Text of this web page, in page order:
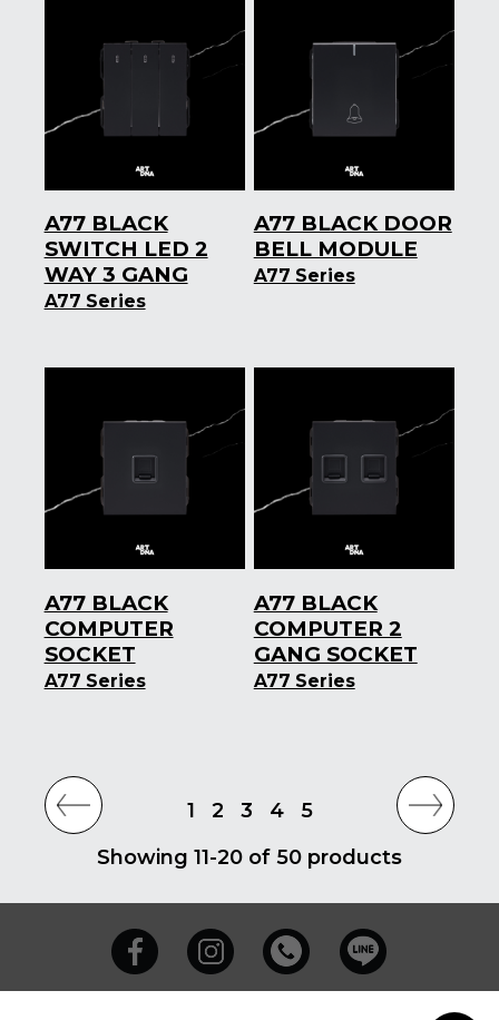
A77 BLACK
SWITCH LED 2
WAY 3 GANG
A77 Series
A77 BLACK DOOR
BELL MODULE
A77 Series
A77 BLACK
COMPUTER
SOCKET
A77 Series
A77 BLACK
COMPUTER 2
GANG SOCKET
A77 Series
1 2 3 4
5
Showing 11-20 of 50 products